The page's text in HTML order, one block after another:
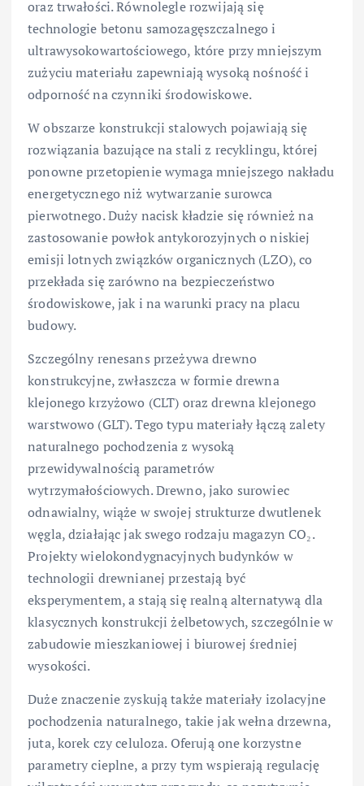
oraz trwałości. Równolegle rozwijają się
technologie betonu samozagęszczalnego i
ultrawysokowartościowego, które przy mniejszym
zużyciu materiału zapewniają wysoką nośność i
odporność na czynniki środowiskowe.
W obszarze konstrukcji stalowych pojawiają się
rozwiązania bazujące na stali z recyklingu, której
ponowne przetopienie wymaga mniejszego nakładu
energetycznego niż wytwarzanie surowca
pierwotnego. Duży nacisk kładzie się również na
zastosowanie powłok antykorozyjnych o niskiej
emisji lotnych związków organicznych (LZO), co
przekłada się zarówno na bezpieczeństwo
środowiskowe, jak i na warunki pracy na placu
budowy.
Szczególny renesans przeżywa drewno
konstrukcyjne, zwłaszcza w formie drewna
klejonego krzyżowo (CLT) oraz drewna klejonego
warstwowo (GLT). Tego typu materiały łączą zalety
naturalnego pochodzenia z wysoką
przewidywalnością parametrów
wytrzymałościowych. Drewno, jako surowiec
odnawialny, wiąże w swojej strukturze dwutlenek
węgla, działając jak swego rodzaju magazyn CO₂.
Projekty wielokondygnacyjnych budynków w
technologii drewnianej przestają być
eksperymentem, a stają się realną alternatywą dla
klasycznych konstrukcji żelbetowych, szczególnie w
zabudowie mieszkaniowej i biurowej średniej
wysokości.
Duże znaczenie zyskują także materiały izolacyjne
pochodzenia naturalnego, takie jak wełna drzewna,
juta, korek czy celuloza. Oferują one korzystne
parametry cieplne, a przy tym wspierają regulację